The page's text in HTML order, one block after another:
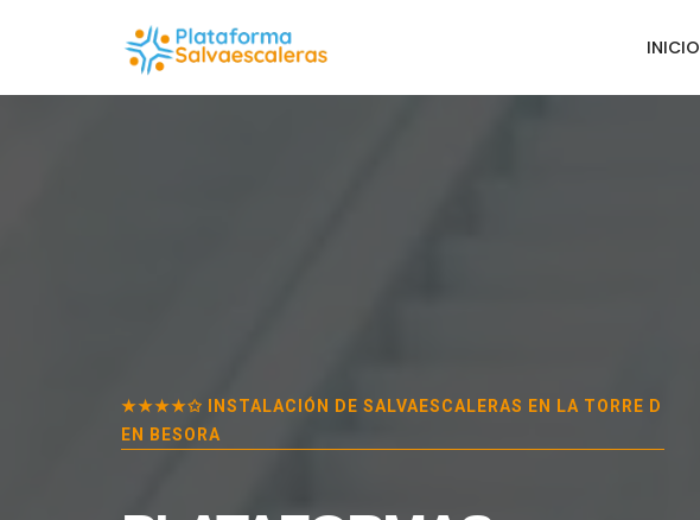
INICIO
★★★★✩ INSTALACIÓN DE SALVAESCALERAS EN
LA TORRE D
EN BESORA